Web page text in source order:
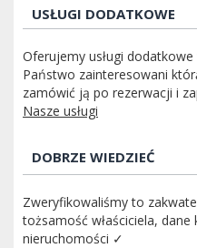
USŁUGI DODATKOWE
Oferujemy usługi
Państwo zainteresowani
zamówić ją po rezerwacji i
Nasze usługi
DOBRZE WIEDZIEĆ
Zweryfikowaliśmy to
tożsamość właściciela,
nieruchomości ✓